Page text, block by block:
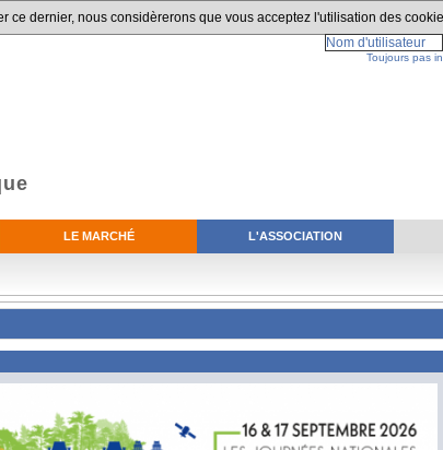
dernier, nous considèrerons que vous acceptez l'utilisation des
LE MARCHÉ L'ASSOCIATION
Toujours pas